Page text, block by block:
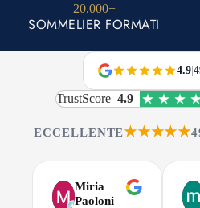
20.000+
SOMMELIER FORMATI
4.9
TrustScore 4.9
ECCELLENTE★★★★★
Miria
Paoloni